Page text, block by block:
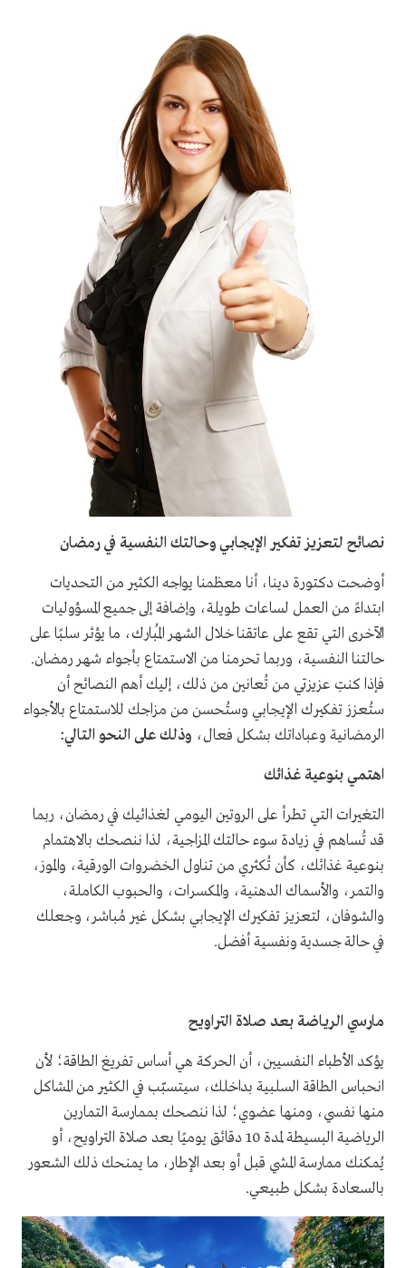
نصائح لتعزيز تفكير الإيجابي وحالتك النفسية في رمضان
أوضحت دكتورة دينا، أنا معظمنا يواجه الكثير من التحديات
ابتداءً من العمل لساعات طويلة، وإضافة إلى جميع المسؤوليات
الآخرى التي تقع على عاتقنا خلال الشهر المُبارك، ما يؤثر سلبًا على
حالتنا النفسية، وربما تحرمنا من الاستمتاع بأجواء شهر رمضان.
فإذا كنتِ عزيزتي من تُعانين من ذلك، إليك أهم النصائح أن
ستُعزز تفكيرك الإيجابي وستُحسن من مزاجك للاستمتاع بالأجواء
الرمضانية وعباداتك بشكل فعال، وذلك على النحو التالي:
اهتمي بنوعية غذائك
التغيرات التي تطرأ على الروتين اليومي لغذائيك في رمضان، ربما
قد تُساهم في زيادة سوء حالتك المزاجية، لذا ننصحك بالاهتمام
بنوعية غذائك، كأن تُكثري من تناول الخضروات الورقية، والموز،
والتمر، والأسماك الدهنية، والمكسرات، والحبوب الكاملة،
والشوفان، لتعزيز تفكيرك الإيجابي بشكل غير مُباشر، وجعلك
في حالة جسدية ونفسية أفضل.
مارسي الرياضة بعد صلاة التراويح
يؤكد الأطباء النفسيين، أن الحركة هي أساس تفريغ الطاقة؛ لأن
انحباس الطاقة السلبية بداخلك، سيتسبّب في الكثير من المشاكل
منها نفسي، ومنها عضوي؛ لذا ننصحك بممارسة التمارين
الرياضية البسيطة لمدة 10 دقائق يوميًا بعد صلاة التراويح، أو
يُمكنك ممارسة المشي قبل أو بعد الإطار، ما يمنحك ذلك الشعور
بالسعادة بشكل طبيعي.